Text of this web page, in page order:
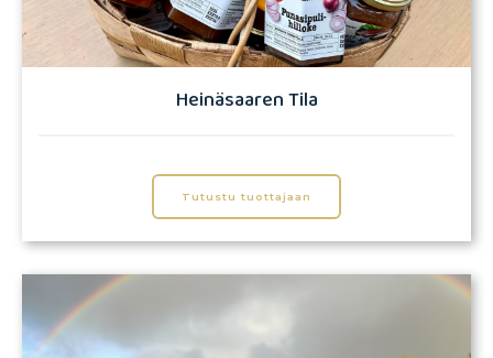
Heinäsaaren Tila
Tutustu tuottajaan